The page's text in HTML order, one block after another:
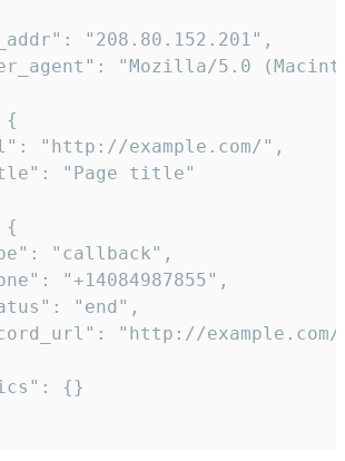
"208.80.152.201",
"Mozilla/5.0
{
"http://example.com/",
"Page title"
{
"callback",
"+14084987855",
"end",
"http://
{}